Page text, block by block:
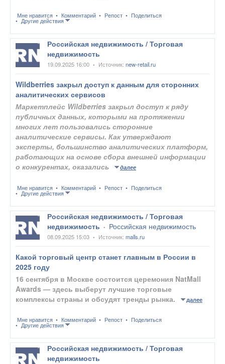
Мне нравится Комментарий Репост Поделиться
Другие действия
Российская недвижимость / Торговая
недвижимость
19.09.2025 16:00 • Источник: new-retail.ru
Wildberries закрыл доступ к данным для сторонних
аналитических сервисов
Маркетплейс Wildberries закрыл доступ к ряду
публичных данных, которыми на протяжении
многих лет пользовались сторонние
аналитические сервисы. Как утверждают
эксперты, большинство аналитических платформ,
работающих на основе сбора внешней информации
о конкурентах, оказались
далее
Мне нравится Комментарий Репост Поделиться
Другие действия
Российская недвижимость / Торговая
недвижимость • Российская недвижимость
08.09.2025 15:03 • Источник: malls.ru
Какой торговый центр станет главным в России в
2025 году
16 сентября в Москве состоится церемония NatMall
Awards — здесь выберут лучшие торговые
комплексы страны и обсудят тренды рынка.
далее
Мне нравится Комментарий Репост Поделиться
Другие действия
Российская недвижимость / Торговая
недвижимость